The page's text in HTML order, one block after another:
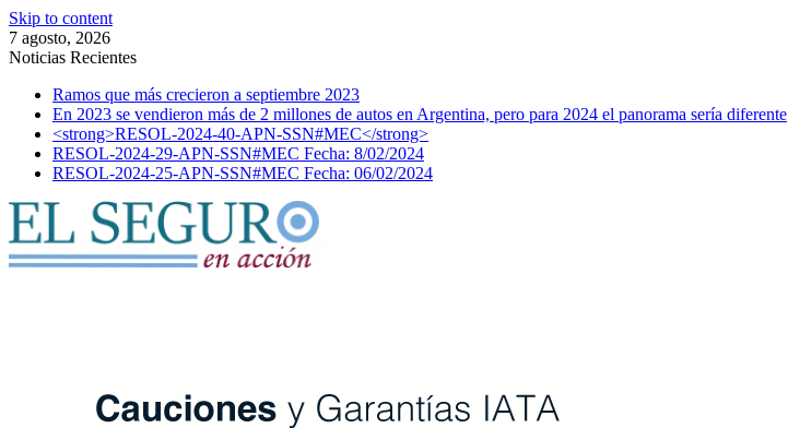
Skip to content
7 agosto, 2026
Noticias Recientes
Ramos que más crecieron a septiembre 2023
En 2023 se vendieron más de 2 millones de autos en Argentina, pero para 2024 el panorama sería diferente
<strong>RESOL-2024-40-APN-SSN#MEC</strong>
RESOL-2024-29-APN-SSN#MEC Fecha: 8/02/2024
RESOL-2024-25-APN-SSN#MEC Fecha: 06/02/2024